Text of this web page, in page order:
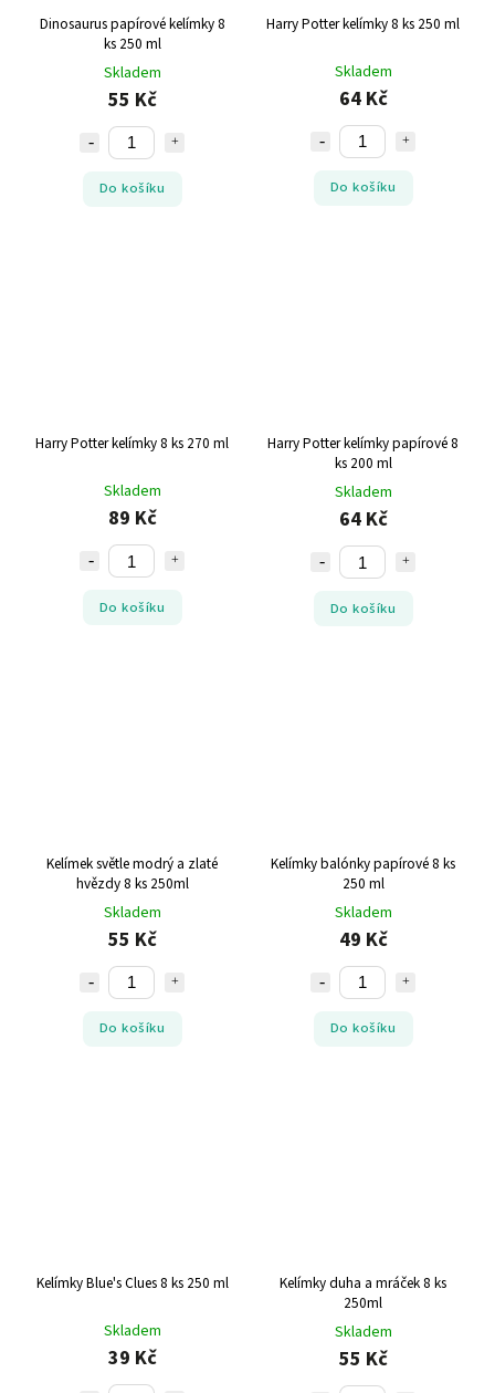
Dinosaurus papírové kelímky 8
ks 250 ml
Skladem
55 Kč
Do košíku
Harry Potter kelímky 8 ks 250 ml
Skladem
64 Kč
Do košíku
Harry Potter kelímky 8 ks 270 ml
Skladem
89 Kč
Do košíku
Harry Potter kelímky papírové 8
ks 200 ml
Skladem
64 Kč
Do košíku
Kelímek světle modrý a zlaté
hvězdy 8 ks 250ml
Skladem
55 Kč
Do košíku
Kelímky balónky papírové 8 ks
250 ml
Skladem
49 Kč
Do košíku
Kelímky Blue's Clues 8 ks 250 ml
Skladem
39 Kč
Kelímky duha a mráček 8 ks
250ml
Skladem
55 Kč